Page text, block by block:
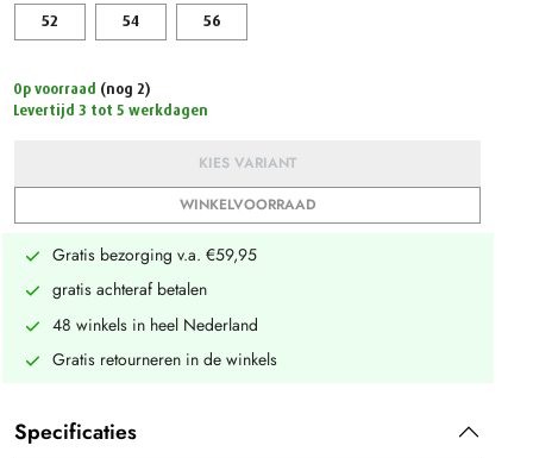
52 54 56
Op voorraad (nog 2)
Levertijd 3 tot 5 werkdagen
KIES VARIANT
WINKELVOORRAAD
Gratis bezorging v.a. €59,95
gratis achteraf betalen
48 winkels in heel Nederland
Gratis retourneren in de winkels
Specificaties